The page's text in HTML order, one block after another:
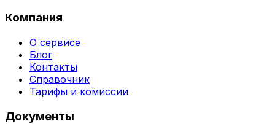
Компания
О сервисе
Блог
Контакты
Справочник
Тарифы и комиссии
Документы